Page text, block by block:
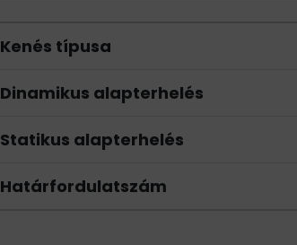
Kenés típusa
Dinamikus alapterhelés
Statikus alapterhelés
Határfordulatszám